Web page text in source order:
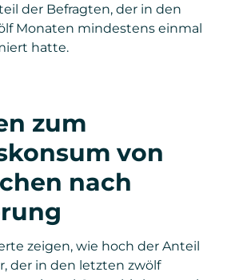
der Befragten, der in den
Monaten mindestens einmal
hatte.
zum
von
nach
zeigen, wie hoch der Anteil
der in den letzten zwölf